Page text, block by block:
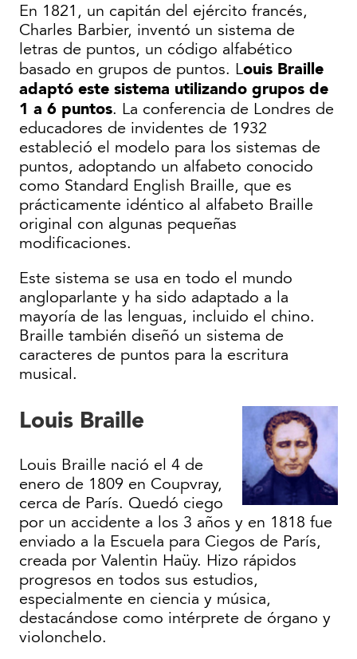
En 1821, un capitán del ejército francés,
Charles Barbier, inventó un sistema de
letras de puntos, un código alfabético
basado en grupos de puntos. Louis Braille
adaptó este sistema utilizando grupos de
1 a 6 puntos. La conferencia de Londres de
educadores de invidentes de 1932
estableció el modelo para los sistemas de
puntos, adoptando un alfabeto conocido
como Standard English Braille, que es
prácticamente idéntico al alfabeto Braille
original con algunas pequeñas
modificaciones.
Este sistema se usa en todo el mundo
angloparlante y ha sido adaptado a la
mayoría de las lenguas, incluido el chino.
Braille también diseñó un sistema de
caracteres de puntos para la escritura
musical.
Louis Braille
Louis Braille nació el 4 de
enero de 1809 en Coupvray,
cerca de París. Quedó ciego
por un accidente a los 3 años y en 1818 fue
enviado a la Escuela para Ciegos de París,
creada por Valentin Haüy. Hizo rápidos
progresos en todos sus estudios,
especialmente en ciencia y música,
destacándose como intérprete de órgano y
violonchelo.